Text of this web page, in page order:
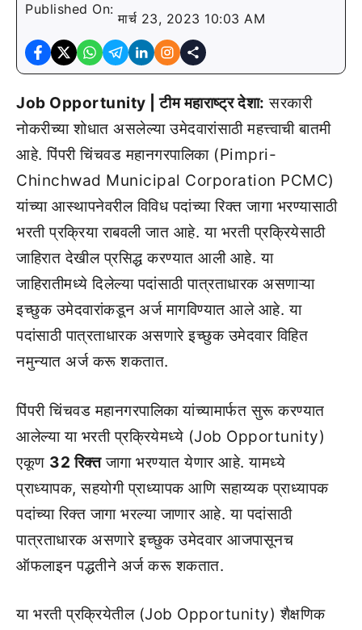
Published On:
मार्च 23, 2023 10:03 AM
Job Opportunity | टीम महाराष्ट्र देशा: सरकारी
नोकरीच्या शोधात असलेल्या उमेदवारांसाठी महत्त्वाची बातमी
आहे. पिंपरी चिंचवड महानगरपालिका (Pimpri-
Chinchwad Municipal Corporation PCMC)
यांच्या आस्थापनेवरील विविध पदांच्या रिक्त जागा भरण्यासाठी
भरती प्रक्रिया राबवली जात आहे. या भरती प्रक्रियेसाठी
जाहिरात देखील प्रसिद्ध करण्यात आली आहे. या
जाहिरातीमध्ये दिलेल्या पदांसाठी पात्रताधारक असणाऱ्या
इच्छुक उमेदवारांकडून अर्ज मागविण्यात आले आहे. या
पदांसाठी पात्रताधारक असणारे इच्छुक उमेदवार विहित
नमुन्यात अर्ज करू शकतात.
पिंपरी चिंचवड महानगरपालिका यांच्यामार्फत सुरू करण्यात
आलेल्या या भरती प्रक्रियेमध्ये (Job Opportunity)
एकूण 32 रिक्तजागा भरण्यात येणार आहे. यामध्ये
प्राध्यापक, सहयोगी प्राध्यापक आणि सहाय्यक प्राध्यापक
पदांच्या रिक्त जागा भरल्या जाणार आहे. या पदांसाठी
पात्रताधारक असणारे इच्छुक उमेदवार आजपासूनच
ऑफलाइन पद्धतीने अर्ज करू शकतात.
या भरती प्रक्रियेतील (Job Opportunity) शैक्षणिक